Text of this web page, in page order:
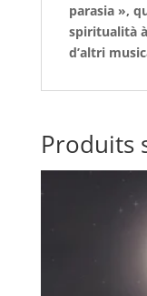
parasia »,
spiritualità
d’altri
Produits